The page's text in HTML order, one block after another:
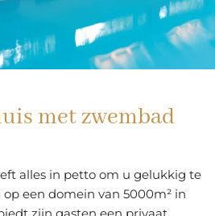
met zwembad
alles in petto om u gelukkig te
een domein van 5000m² in